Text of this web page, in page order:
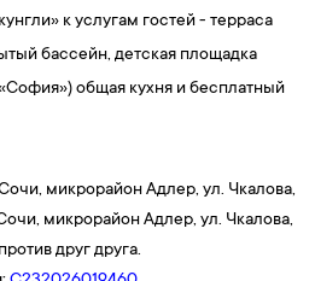
к услугам гостей - терраса
бассейн, детская площадка
общая кухня и бесплатный
микрорайон Адлер, ул. Чкалова,
микрорайон Адлер, ул. Чкалова,
друг друга.